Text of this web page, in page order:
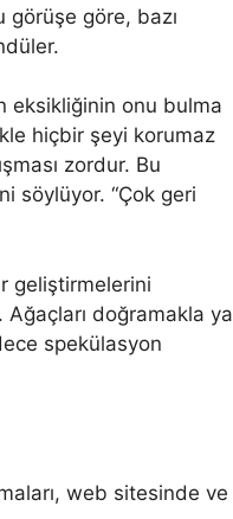
görüşe göre, bazı
eksikliğinin onu bulma
hiçbir şeyi korumaz
zordur. Bu
söylüyor. “Çok geri
geliştirmelerini
doğramakla ya
spekülasyon